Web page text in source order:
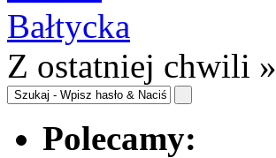
Z ostatniej chwili »
Polecamy: